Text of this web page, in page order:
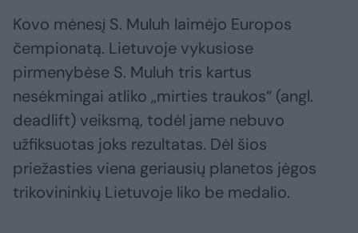
Kovo mėnesį S. Muluh laimėjo Europos
čempionatą. Lietuvoje vykusiose
pirmenybėse S. Muluh tris kartus
nesėkmingai atliko „mirties traukos“ (angl.
deadlift) veiksmą, todėl jame nebuvo
užfiksuotas joks rezultatas. Dėl šios
priežasties viena geriausių planetos jėgos
trikovininkių Lietuvoje liko be medalio.